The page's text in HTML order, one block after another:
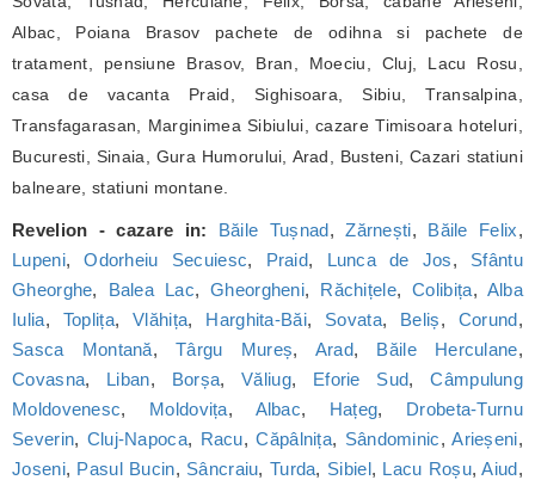
Albac, Poiana Brasov pachete de odihna si pachete de
tratament, pensiune Brasov, Bran, Moeciu, Cluj, Lacu Rosu,
casa de vacanta Praid, Sighisoara, Sibiu, Transalpina,
Transfagarasan, Marginimea Sibiului, cazare Timisoara hoteluri,
Bucuresti, Sinaia, Gura Humorului, Arad, Busteni, Cazari statiuni
balneare, statiuni montane.
Revelion - cazare in: Băile Tușnad,Zărnești, Băile Felix,
Lupeni,Odorheiu Secuiesc, Praid, Lunca de Jos, Sfântu
Gheorghe, Balea Lac,Gheorgheni, Răchițele,Colibița, Alba
Iulia, Toplița,Vlăhița, Harghita-Băi, Sovata, Beliș, Corund,
Sasca Montană,Târgu Mureș, Arad, Băile Herculane,
Covasna, Liban, Borșa,Văliug, Eforie Sud,Câmpulung
Moldovenesc, Moldovița, Albac, Hațeg, Drobeta-Turnu
Severin, Cluj-Napoca, Racu,Căpâlnița, Sândominic,Arieșeni,
Joseni, Pasul Bucin, Sâncraiu, Turda, Sibiel, Lacu Roșu,Aiud,